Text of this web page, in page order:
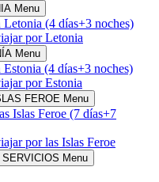
Menu
(4 días+3 noches)
por Letonia
Menu
(4 días+3 noches)
por Estonia
FEROE Menu
Islas Feroe (7 días+7
por las Islas Feroe
Menu